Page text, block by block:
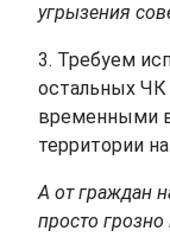
угрызения
3. Требуем
остальных ЧК
временными
территории
А от граждан
просто